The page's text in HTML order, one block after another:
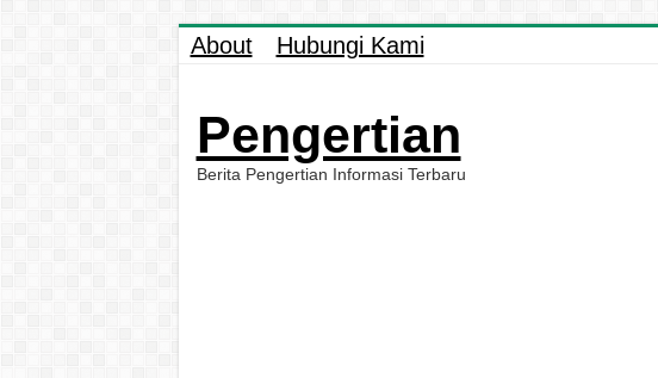
About Hubungi Kami
Pengertian
Berita Pengertian Informasi Terbaru